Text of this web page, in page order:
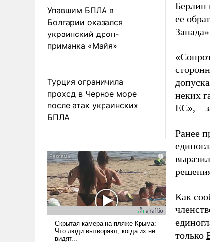
Упавшим БПЛА в
Болгарии оказался
украинский дрон-
приманка «Майя»
Турция ограничила
проход в Черное море
после атак украинских
БПЛА
Берлин
ее
неких
ЕС», –
Ранее
Как
только